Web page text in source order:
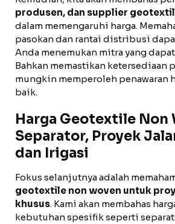
produsen, dan supplier
dalam memengaruhi harga.
pasokan dan rantai distribusi
Anda menemukan mitra yang
Bahkan memastikan ketersediaan
mungkin memperoleh penawaran
baik.
Harga Geotextile Non
Separator, Proyek
dan Irigasi
Fokus selanjutnya adalah
geotextile non woven untuk
khusus. Kami akan membahas
kebutuhan spesifik seperti